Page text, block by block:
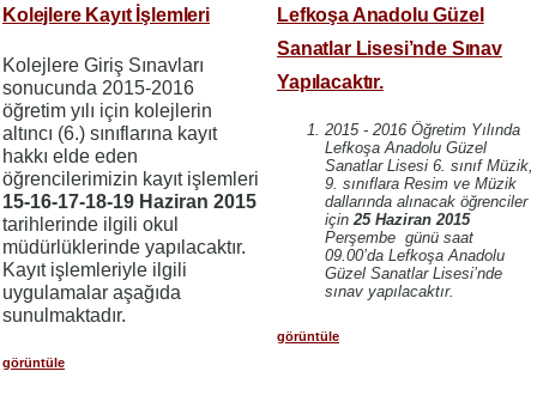
Kolejlere Kayıt İşlemleri
Kolejlere Giriş Sınavları
sonucunda 2015-2016
öğretim yılı için kolejlerin
altıncı (6.) sınıflarına kayıt
hakkı elde eden
öğrencilerimizin kayıt işlemleri
15-16-17-18-19 Haziran 2015
tarihlerinde ilgili okul
müdürlüklerinde yapılacaktır.
Kayıt işlemleriyle ilgili
uygulamalar aşağıda
sunulmaktadır.
görüntüle
Lefkoşa Anadolu Güzel
Sanatlar Lisesi’nde Sınav
Yapılacaktır.
2015 - 2016 Öğretim Yılında
Lefkoşa Anadolu Güzel
Sanatlar Lisesi 6. sınıf Müzik,
9. sınıflara Resim ve Müzik
dallarında alınacak öğrenciler
için 25 Haziran 2015
Perşembe günü saat
09.00’da Lefkoşa Anadolu
Güzel Sanatlar Lisesi’nde
sınav yapılacaktır.
görüntüle